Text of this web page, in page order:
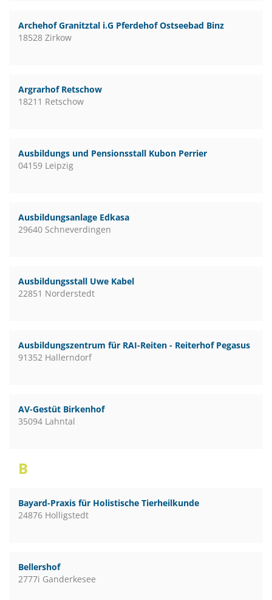
Archehof Granitztal i.G Pferdehof Ostseebad Binz
18528 Zirkow
Argrarhof Retschow
18211 Retschow
Ausbildungs und Pensionsstall Kubon Perrier
04159 Leipzig
Ausbildungsanlage Edkasa
29640 Schneverdingen
Ausbildungsstall Uwe Kabel
22851 Norderstedt
Ausbildungszentrum für RAI-Reiten - Reiterhof Pegasus
91352 Hallerndorf
AV-Gestüt Birkenhof
35094 Lahntal
B
Bayard-Praxis für Holistische Tierheilkunde
24876 Holligstedt
Bellershof
2777i Ganderkesee